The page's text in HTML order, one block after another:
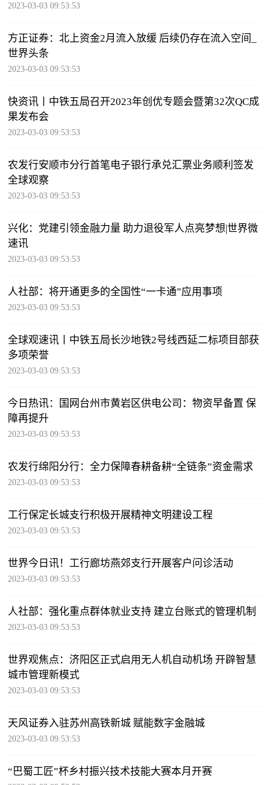
2023-03-03 09:53:53
方正证券：北上资金2月流入放缓 后续仍存在流入空间_
世界头条
2023-03-03 09:53:53
快资讯丨中铁五局召开2023年创优专题会暨第32次QC成
果发布会
2023-03-03 09:53:53
农发行安顺市分行首笔电子银行承兑汇票业务顺利签发
全球观察
2023-03-03 09:53:53
兴化：党建引领金融力量 助力退役军人点亮梦想|世界微
速讯
2023-03-03 09:53:53
人社部：将开通更多的全国性“一卡通”应用事项
2023-03-03 09:53:53
全球观速讯丨中铁五局长沙地铁2号线西延二标项目部获
多项荣誉
2023-03-03 09:53:53
今日热讯：国网台州市黄岩区供电公司：物资早备置 保
障再提升
2023-03-03 09:53:53
农发行绵阳分行：全力保障春耕备耕“全链条”资金需求
2023-03-03 09:53:53
工行保定长城支行积极开展精神文明建设工程
2023-03-03 09:53:53
世界今日讯！工行廊坊燕郊支行开展客户问诊活动
2023-03-03 09:53:53
人社部：强化重点群体就业支持 建立台账式的管理机制
2023-03-03 09:53:53
世界观焦点：济阳区正式启用无人机自动机场 开辟智慧
城市管理新模式
2023-03-03 09:53:53
天风证券入驻苏州高铁新城 赋能数字金融城
2023-03-03 09:53:53
“巴蜀工匠”杯乡村振兴技术技能大赛本月开赛